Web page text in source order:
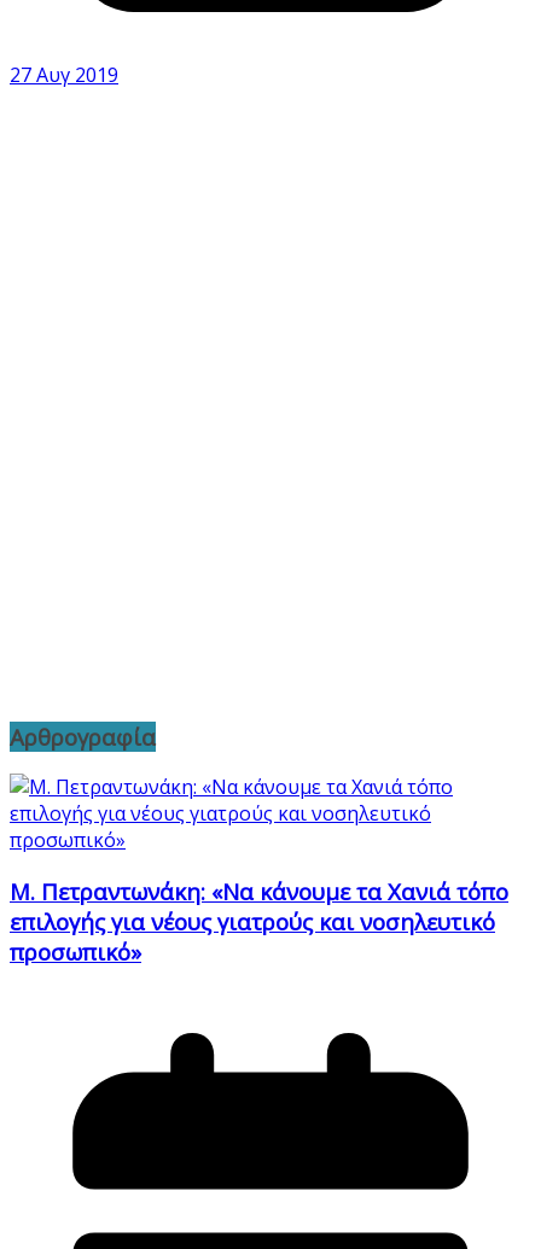
27 Αυγ 2019
Αρθρογραφία
Μ. Πετραντωνάκη: «Να κάνουμε τα Χανιά τόπο
επιλογής για νέους γιατρούς και νοσηλευτικό
προσωπικό»